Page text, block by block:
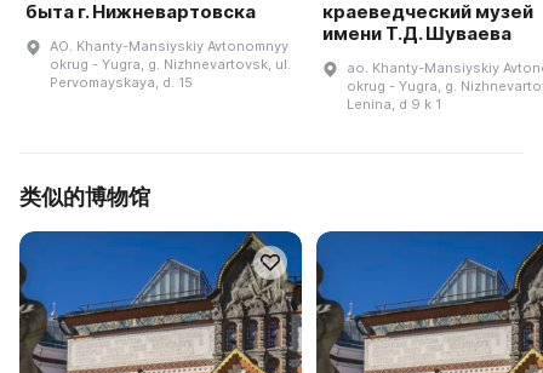
быта г. Нижневартовска
AO. Khanty-Mansiyskiy Avtonomnyy
okrug - Yugra, g. Nizhnevartovsk, ul.
Pervomayskaya, d. 15
краеведческий музей
имени Т.Д. Шуваева
ao. Khanty-Mansiyskiy
okrug - Yugra, g.
Lenina, d 9 k 1
类似的博物馆